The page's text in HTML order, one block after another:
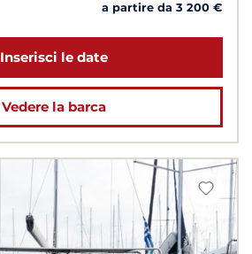
a partire da 3 200 €
Inserisci le date
Vedere la barca